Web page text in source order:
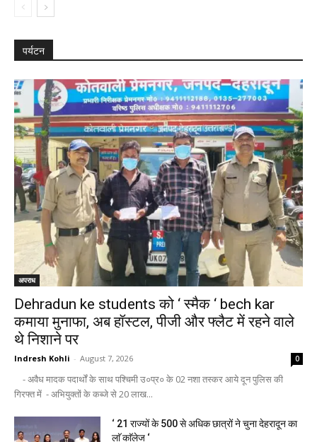
पर्यटन
अपराध
Dehradun ke students को ‘ स्मैक ‘ bech kar
कमाया मुनाफा, अब हॉस्टल, पीजी और फ्लैट में रहने वाले
थे निशाने पर
Indresh Kohli - August 7, 2026 0
- अवैध मादक पदार्थों के साथ पश्चिमी उ०प्र० के 02 नशा तस्कर आये दून पुलिस की
गिरफ्त में - अभियुक्तों के कब्जे से 20 लाख...
‘ 21 राज्यों के 500 से अधिक छात्रों ने चुना देहरादून का
लाॅ काॅलेज ‘